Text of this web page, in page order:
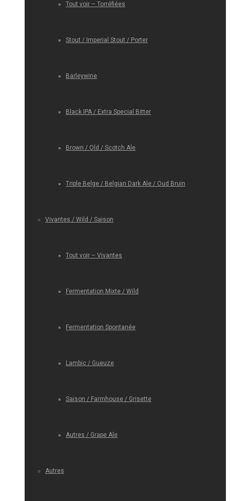
Tout voir – Torréfiées
Stout / Imperial Stout / Porter
Barleywine
Black IPA / Extra Special Bitter
Brown / Old / Scotch Ale
Triple Belge / Belgian Dark Ale / Oud Bruin
Vivantes / Wild / Saison
Tout voir – Vivantes
Fermentation Mixte / Wild
Fermentation Spontanée
Lambic / Gueuze
Saison / Farmhouse / Grisette
Autres / Grape Ale
Autres